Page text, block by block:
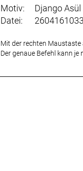
Motiv:
Django Asül
Datei:
Mit der rechten Maustaste
Der genaue Befehl kann